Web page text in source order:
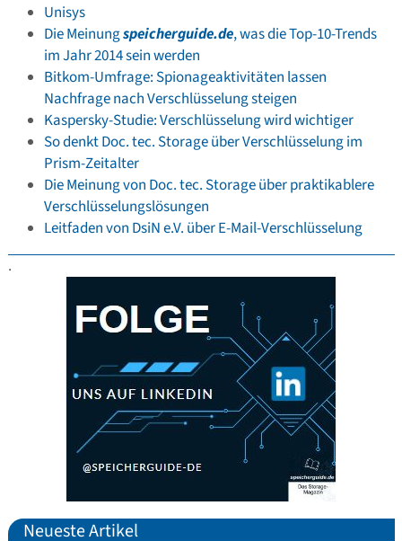
Unisys
Die Meinungspeicherguide.de, was die Top-10-Trends
im Jahr 2014 sein werden
Bitkom-Umfrage: Spionageaktivitäten lassen
Nachfrage nach Verschlüsselung steigen
Kaspersky-Studie: Verschlüsselung wird wichtiger
So denkt Doc. tec. Storage über Verschlüsselung im
Prism-Zeitalter
Die Meinung von Doc. tec. Storage über praktikablere
Verschlüsselungslösungen
Leitfaden von DsiN e.V. über E-Mail-Verschlüsselung
.
Neueste Artikel